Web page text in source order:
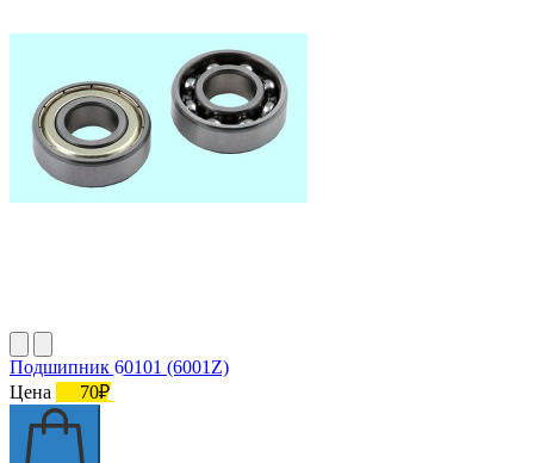
Подшипник 60101 (6001Z)
Цена
70₽